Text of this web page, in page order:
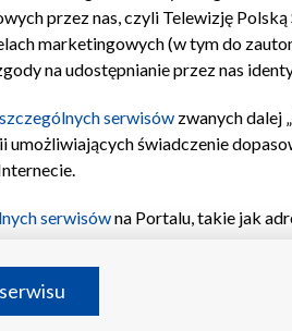
przez nas, czyli Telewizję Polską
marketingowych (w tym do
na udostępnianie przez nas
serwisów zwanych dalej
świadczenie
serwisówna Portalu, takie jak
na urządzeniu lub dostęp do
treści, wyboru
i ulepszania produktów,